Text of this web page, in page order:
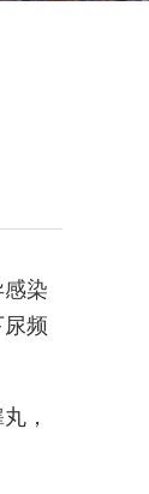
染
频
，